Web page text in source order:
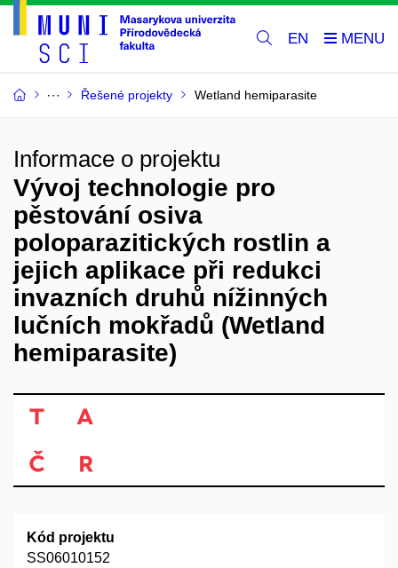
EN
Řešené projekty Wetland hemiparasite
Informace o projektu
Vývoj technologie pro
pěstování osiva
poloparazitických rostlin a
jejich aplikace při redukci
invazních druhů nížinných
lučních mokřadů (Wetland
hemiparasite)
Kód projektu
SS06010152